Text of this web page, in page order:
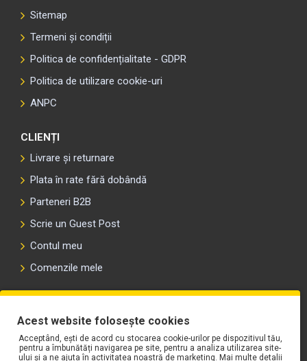
Sitemap
Termeni și condiții
Politica de confidențialitate - GDPR
Politica de utilizare cookie-uri
ANPC
CLIENȚI
Livrare și returnare
Plata în rate fără dobândă
Parteneri B2B
Scrie un Guest Post
Contul meu
Comenzile mele
Acest website folosește cookies
Acceptând, ești de acord cu stocarea cookie-urilor pe dispozitivul tău,
pentru a îmbunătăți navigarea pe site, pentru a analiza utilizarea site-
ului și a ne ajuta în activitatea noastră de marketing. Mai multe detalii